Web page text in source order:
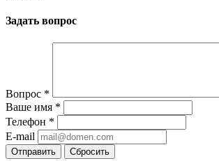
Задать вопрос
Вопрос *
Ваше имя *
Телефон *
E-mail
Сбросить